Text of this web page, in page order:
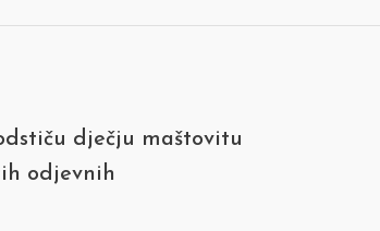
dječju maštovitu
odjevnih